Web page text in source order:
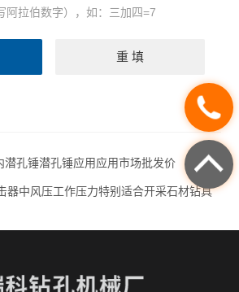
阿拉伯数字），如：三加四=7
潜孔锤潜孔锤应用应用市场批发价
器中风压工作压力特别适合开采石材钻具